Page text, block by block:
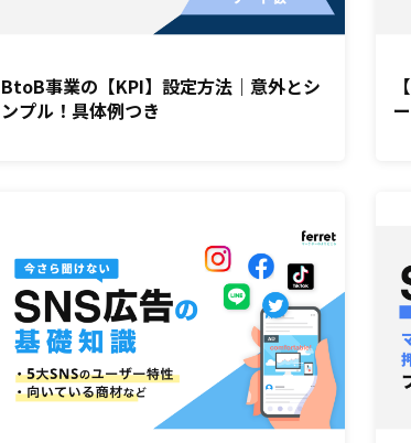
BtoB事業の【KPI】設定方法｜意外とシ
ンプル！具体例つき